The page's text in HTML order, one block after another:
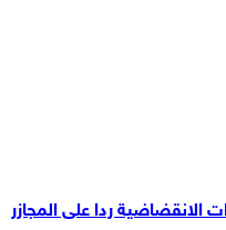
الانقضاضية ردا على المجازر